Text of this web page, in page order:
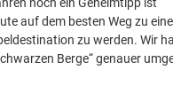
auf dem besten Weg zu
zu werden. Wir
Berge“ genauer